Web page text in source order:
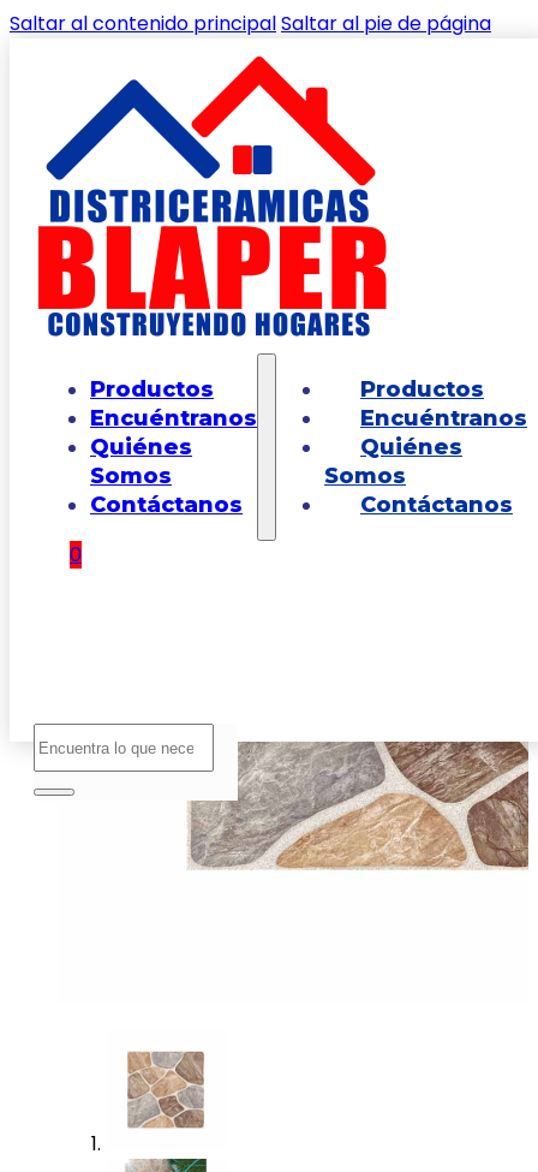
Saltar al contenido principalSaltar al pie de página
Productos
Encuéntranos
Quiénes
Somos
Contáctanos
Productos
Encuéntranos
Quiénes
Somos
Contáctanos
0
Buscar
Inicio/Shop/PISOS PISOS EXTERIOR/Piso
Porto Multicolor Cara Única 51X51
🔍